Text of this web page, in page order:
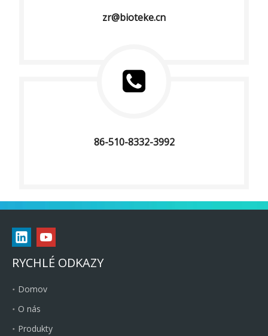
zr@bioteke.cn
86-510-8332-3992
RYCHLÉ ODKAZY
Domov
O nás
Produkty